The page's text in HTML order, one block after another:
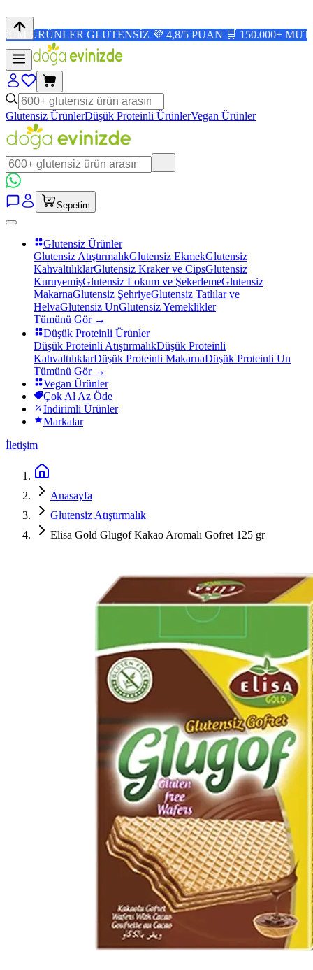
GLUTENSİZ 💜 4,8/5 PUAN 🛒 150.000+ MUTLU
Glutensiz ÜrünlerDüşük Proteinli ÜrünlerVegan Ürünler
Sepetim
Glutensiz Ürünler
Glutensiz AtıştırmalıkGlutensiz EkmekGlutensiz
KahvaltılıklarGlutensiz Kraker ve CipsGlutensiz
KuruyemişGlutensiz Lokum ve ŞekerlemeGlutensiz
MakarnaGlutensiz ŞehriyeGlutensiz Tatlılar ve
HelvaGlutensiz UnGlutensiz Yemeklikler
Tümünü Gör →
Düşük Proteinli Ürünler
Düşük Proteinli AtıştırmalıkDüşük Proteinli
KahvaltılıklarDüşük Proteinli MakarnaDüşük Proteinli Un
Tümünü Gör →
Vegan Ürünler
Çok Al Az Öde
İndirimli Ürünler
Markalar
İletişim
Anasayfa
Glutensiz Atıştırmalık
Elisa Gold Glugof Kakao Aromalı Gofret 125 gr